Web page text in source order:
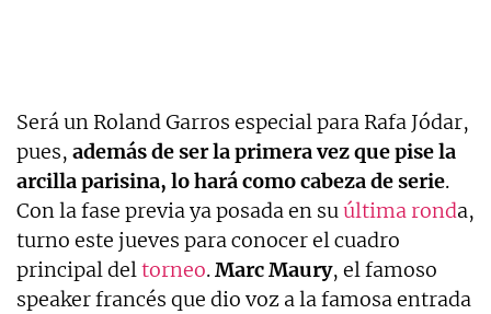
Será un Roland Garros especial para Rafa Jódar,
pues, además de ser la primera vez que pise la
arcilla parisina, lo hará como cabeza de serie.
Con la fase previa ya posada en suúltima ronda,
turno este jueves para conocer el cuadro
principal deltorneo.MarcMaury, el famoso
speaker francés que dio voz a la famosa entrada